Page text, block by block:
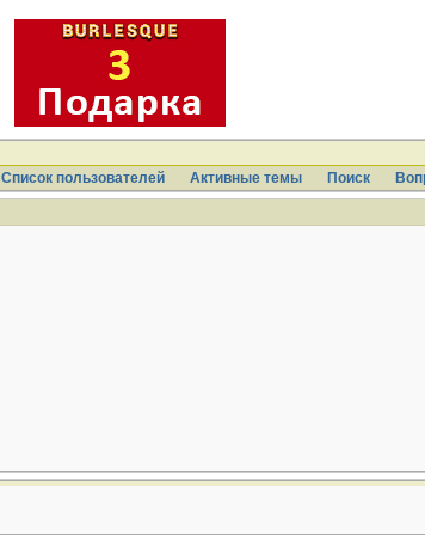
Список пользователей Активные темы Поиcк